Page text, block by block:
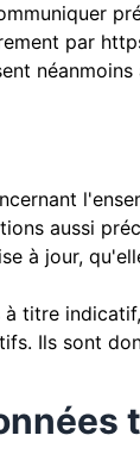
par
aussi
à jour,
à titre
Ils sont